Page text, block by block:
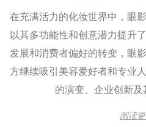
，防水透明唇线笔已成为一款革
提供了独特的解决方案。这款创
，无需上色即可提供准确的唇部
专业应用的多功能必备工具。
的设计具有与传统唇...